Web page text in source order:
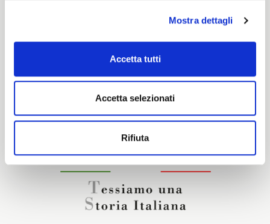
Mostra dettagli
Accetta tutti
Accetta selezionati
Rifiuta
Are you interested in this fabric?
CONTACT OUR FINANCIAL ADVISOR